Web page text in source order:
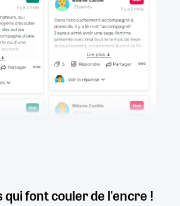
qui font couler de l'encre !